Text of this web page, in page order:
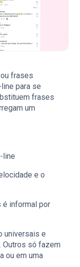
frases
para se
frases
um
line
e o
é informal por
universais e
Outros só fazem
ou em uma